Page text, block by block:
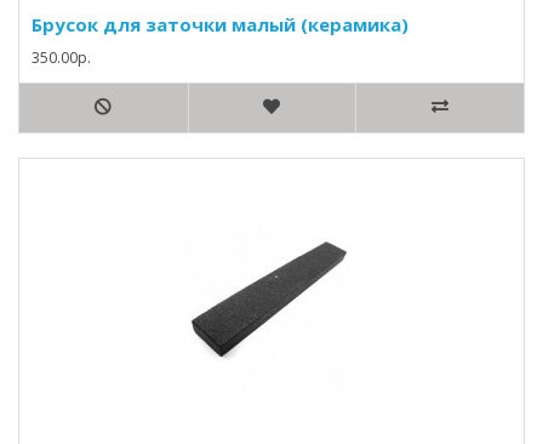
Брусок для заточки малый (керамика)
350.00р.